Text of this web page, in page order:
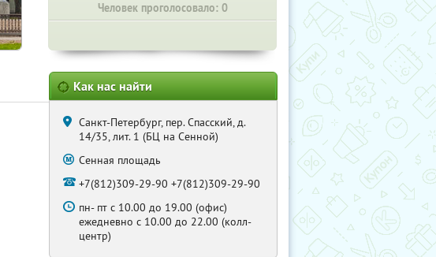
Человек проголосовало: 0
Как нас найти
Санкт-Петербург, пер. Спасский, д.
14/35, лит. 1 (БЦ на Сенной)
Сенная площадь
+7(812)309-29-90 +7(812)309-29-90
пн- пт с 10.00 до 19.00 (офис)
ежедневно с 10.00 до 22.00 (колл-
центр)